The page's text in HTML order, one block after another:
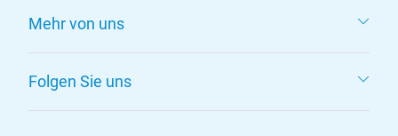
Mehr von uns
Folgen Sie uns